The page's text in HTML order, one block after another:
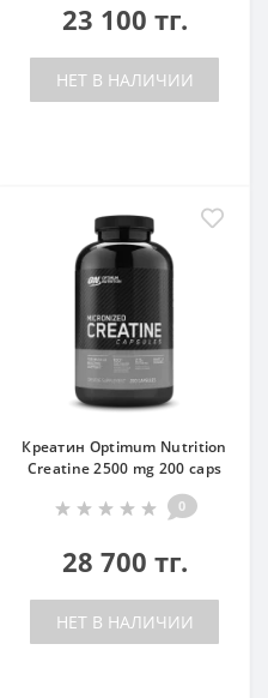
23 100 тг.
НЕТ В НАЛИЧИИ
Креатин Optimum Nutrition
Creatine 2500 mg 200 caps
0
28 700 тг.
НЕТ В НАЛИЧИИ